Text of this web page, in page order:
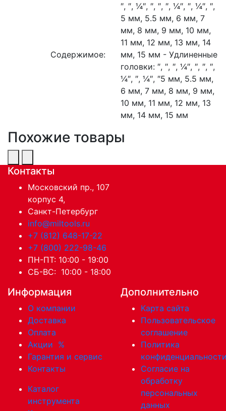
Содержимое:
″, ″, ¼″, ″, ″, ″, ¼″, ″, ¼″, ″,
5 мм, 5.5 мм, 6 мм, 7
мм, 8 мм, 9 мм, 10 мм,
11 мм, 12 мм, 13 мм, 14
мм, 15 мм - Удлиненные
головки: ″, ″, ″, ¼″, ″, ″, ″,
¼″, ″, ¼″, ″5 мм, 5.5 мм,
6 мм, 7 мм, 8 мм, 9 мм,
10 мм, 11 мм, 12 мм, 13
мм, 14 мм, 15 мм
Похожие товары
Контакты
Московский пр., 107
корпус 4,
Санкт-Петербург
info@miltools.ru
+7 (812) 648-17-22
+7 (800) 222-98-46
ПН-ПТ: 10:00 - 19:00
СБ-ВС: 10:00 - 18:00
Информация
О компании
Доставка
Оплата
Акции %
Гарантия и сервис
Контакты
Каталог
инструмента
Дополнительно
Карта сайта
Пользовательское
соглашение
Политика
Согласие на
обработку
персональных
данных